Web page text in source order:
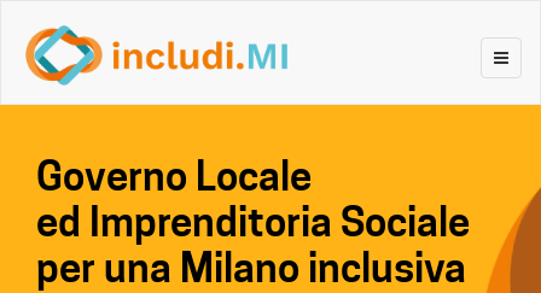
content
Governo Locale
ed Imprenditoria Sociale
per una Milano inclusiva